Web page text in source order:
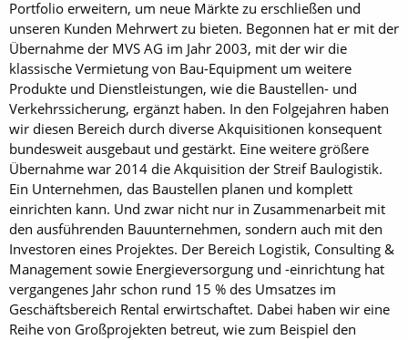
Portfolio erweitern, um neue Märkte zu erschließen und
unseren Kunden Mehrwert zu bieten. Begonnen hat er mit der
Übernahme der MVS AG im Jahr 2003, mit der wir die
klassische Vermietung von Bau-Equipment um weitere
Produkte und Dienstleistungen, wie die Baustellen- und
Verkehrssicherung, ergänzt haben. In den Folgejahren haben
wir diesen Bereich durch diverse Akquisitionen konsequent
bundesweit ausgebaut und gestärkt. Eine weitere größere
Übernahme war 2014 die Akquisition der Streif Baulogistik.
Ein Unternehmen, das Baustellen planen und komplett
einrichten kann. Und zwar nicht nur in Zusammenarbeit mit
den ausführenden Bauunternehmen, sondern auch mit den
Investoren eines Projektes. Der Bereich Logistik, Consulting &
Management sowie Energieversorgung und -einrichtung hat
vergangenes Jahr schon rund 15 % des Umsatzes im
Geschäftsbereich Rental erwirtschaftet. Dabei haben wir eine
Reihe von Groß­projekten betreut, wie zum Beispiel den